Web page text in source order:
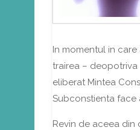
In momentul in
trairea – deopotriva
eliberat Mintea
Subconstienta face
Revin de aceea din